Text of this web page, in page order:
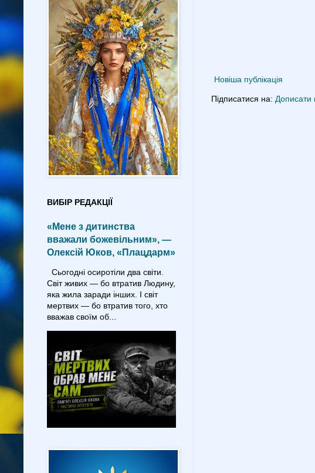
Новіша публікація
Підписатися на: Дописати
ВИБІР РЕДАКЦІЇ
«Мене з дитинства
вважали божевільним», —
Олексій Юков, «Плацдарм»
Сьогодні осиротіли два світи.
Світ живих — бо втратив Людину,
яка жила заради інших. І світ
мертвих — бо втратив того, хто
вважав своїм об...